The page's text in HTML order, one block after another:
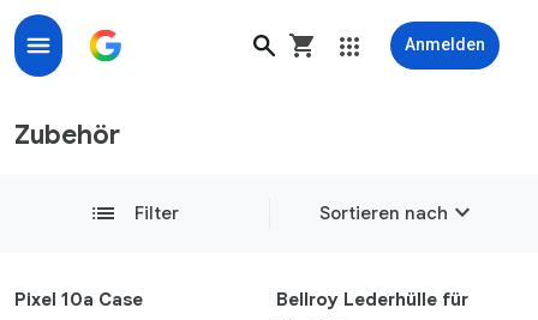
Anmelden
Zubehör, Armbänder und Ladegeräte für Google-
Zubehör
list Filter Sortieren nach expand_more
Pixel 10a Case
Bellroy Lederhülle für